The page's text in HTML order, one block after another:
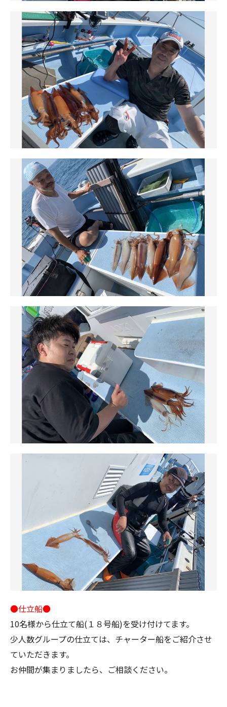
●仕立船●
10名様から仕立て船(１８号船)を受け付けてます。
少人数グループの仕立ては、チャーター船をご紹介させ
ていただきます。
お仲間が集まりましたら、ご相談ください。